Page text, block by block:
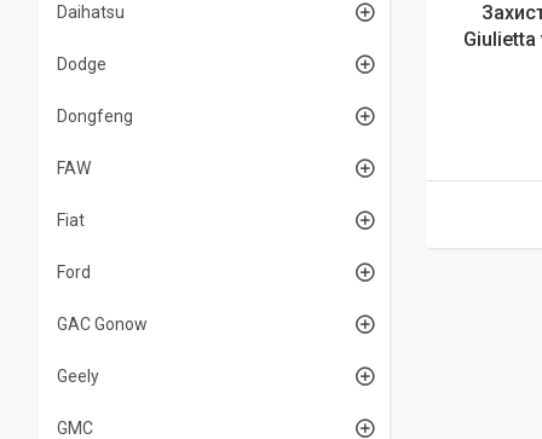
Daihatsu
Dodge
Dongfeng
FAW
Fiat
Ford
GAC Gonow
Geely
GMC